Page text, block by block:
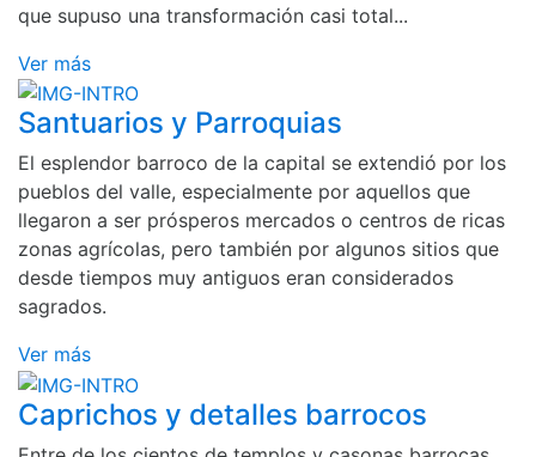
que supuso una transformación casi total...
Ver más
Santuarios y Parroquias
El esplendor barroco de la capital se extendió por los
pueblos del valle, especialmente por aquellos que
llegaron a ser prósperos mercados o centros de ricas
zonas agrícolas, pero también por algunos sitios que
desde tiempos muy antiguos eran considerados
sagrados.
Ver más
Caprichos y detalles barrocos